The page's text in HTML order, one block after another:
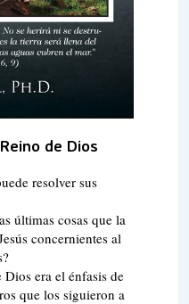
de Dios
resolver sus
últimas cosas que la
concernientes al
Dios era el énfasis de
que los siguieron a